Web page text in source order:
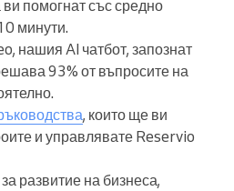
ви помогнат със средно
минути.
нашия AI чатбот, запознат
93% от въпросите на
, които ще ви
и управлявате Reservio
развитие на бизнеса,